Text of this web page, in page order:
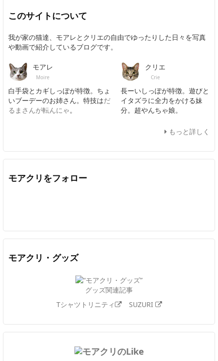
このサイトについて
我が家の猫達、モアレとクリエの自由でゆったりした日々を写真
や動画で紹介しているブログです。
モアレ
Moire
白手袋とカギしっぽが特徴。ちょ
いブーデーのお姉さん。特技はだ
るまさんが転んにゃ。
クリエ
Crie
長ーいしっぽが特徴。遊びと
イタズラに全力をかける妹
分。超やんちゃ娘。
もっと詳しく
モアクリをフォロー
モアクリ・グッズ
グッズ関連記事
Tシャツトリニティ
SUZURI